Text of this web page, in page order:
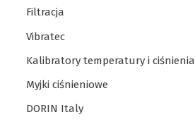
Filtracja
Vibratec
Kalibratory temperatury i ciśnienia
Myjki ciśnieniowe
DORIN Italy